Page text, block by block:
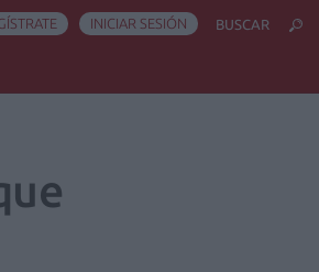
INICIAR SESIÓN BUSCAR